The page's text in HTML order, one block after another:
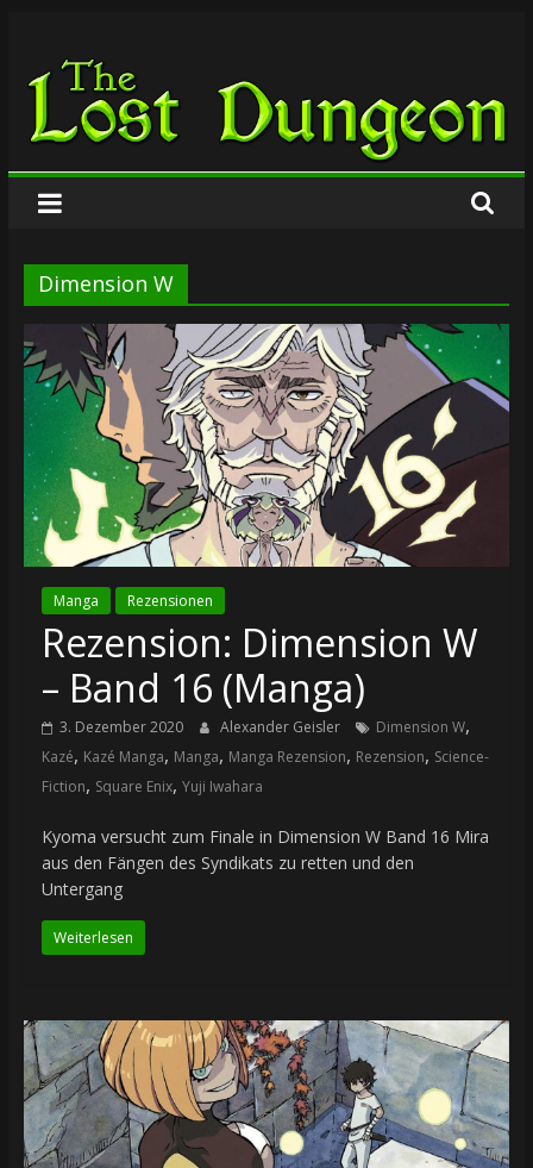
springen
The
Lost
Dungeon
Dimension W
Manga Rezensionen
Rezension: Dimension W
– Band 16 (Manga)
3. Dezember 2020 Alexander Geisler Dimension W,
Kazé, Kazé Manga, Manga, Manga Rezension, Rezension, Science-
Fiction, Square Enix, Yuji Iwahara
Kyoma versucht zum Finale in Dimension W Band 16 Mira
aus den Fängen des Syndikats zu retten und den
Untergang
Weiterlesen